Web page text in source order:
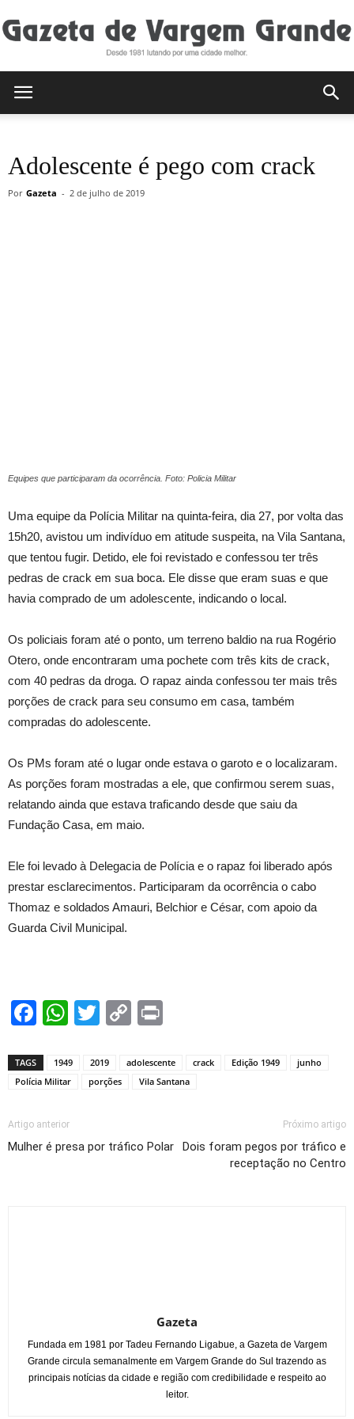
de
Adolescente é pego com crack
Por Gazeta - 2 de julho de 2019
Equipes que participaram da ocorrência. Foto: Policia Militar
Uma equipe da Polícia Militar na quinta-feira, dia 27, por volta das
15h20, avistou um indivíduo em atitude suspeita, na Vila Santana,
que tentou fugir. Detido, ele foi revistado e confessou ter três
pedras de crack em sua boca. Ele disse que eram suas e que
havia comprado de um adolescente, indicando o local.
Os policiais foram até o ponto, um terreno baldio na rua Rogério
Otero, onde encontraram uma pochete com três kits de crack,
com 40 pedras da droga. O rapaz ainda confessou ter mais três
porções de crack para seu consumo em casa, também
compradas do adolescente.
Os PMs foram até o lugar onde estava o garoto e o localizaram.
As porções foram mostradas a ele, que confirmou serem suas,
relatando ainda que estava traficando desde que saiu da
Fundação Casa, em maio.
Ele foi levado à Delegacia de Polícia e o rapaz foi liberado após
prestar esclarecimentos. Participaram da ocorrência o cabo
Thomaz e soldados Amauri, Belchior e César, com apoio da
Guarda Civil Municipal.
Facebook
WhatsApp
TwitterCopy
TAGS 1949 2019 adolescente crack Edição 1949
junho
Polícia Militar
porções Vila Santana
Artigo anterior
Mulher é presa por tráfico Polar
Próximo artigo
Dois foram pegos por tráfico e
receptação no Centro
Gazeta
Fundada em 1981 por Tadeu Fernando Ligabue, a Gazeta de Vargem
Grande circula semanalmente em Vargem Grande do Sul trazendo as
principais notícias da cidade e região com credibilidade e respeito ao
leitor.